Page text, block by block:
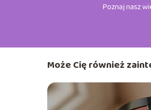
Poznaj nasz
Może Cię również